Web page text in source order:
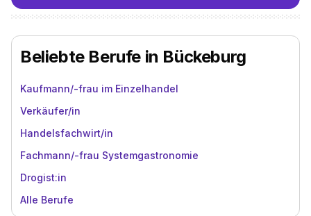
Beliebte Berufe in Bückeburg
Kaufmann/-frau im Einzelhandel
Verkäufer/in
Handelsfachwirt/in
Fachmann/-frau Systemgastronomie
Drogist:in
Alle Berufe